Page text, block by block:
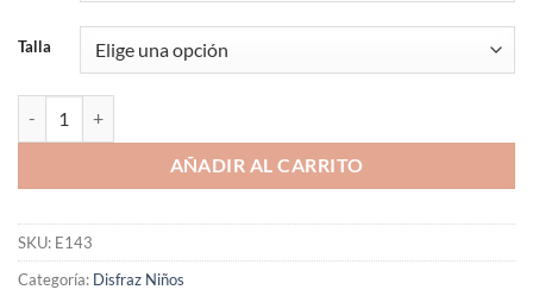
$26,990
$28,990
Talla
AÑADIR AL CARRITO
SKU: E143
Categoría: Disfraz Niños